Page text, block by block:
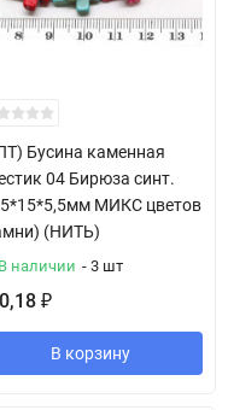
Бусина каменная
04 Бирюза синт.
МИКС цветов
(НИТЬ)
В наличии - 3 шт
₽
В корзину